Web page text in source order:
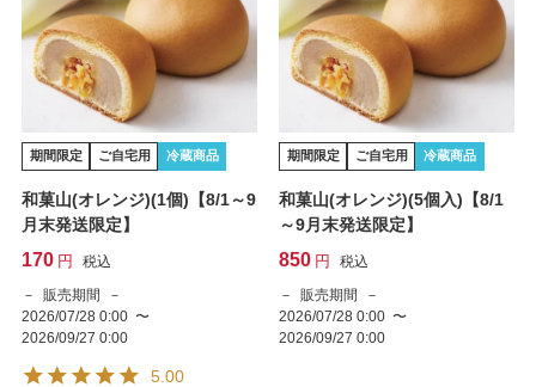
期間限定 ご自宅用 冷蔵商品
和菓山(オレンジ)(1個)【8/1～9
月末発送限定】
170
税込
販売期間
2026/07/28 0:00 〜
2026/09/27 0:00
5.00
期間限定 ご自宅用 冷蔵商品
和菓山(オレンジ)(5個入)【8/1
～9月末発送限定】
850
税込
販売期間
2026/07/28 0:00 〜
2026/09/27 0:00